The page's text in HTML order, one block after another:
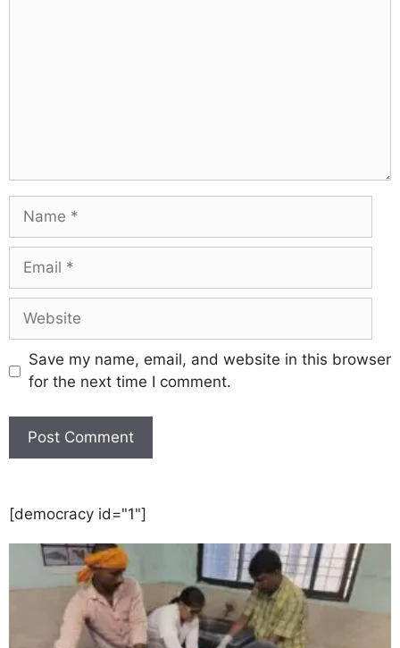
Save my name, email, and website in this browser
for the next time I comment.
[democracy id="1"]